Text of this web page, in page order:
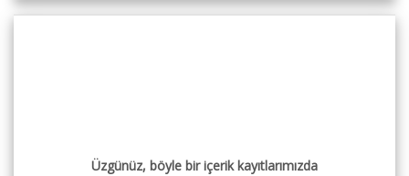
Üzgünüz, böyle bir içerik kayıtlarımızda